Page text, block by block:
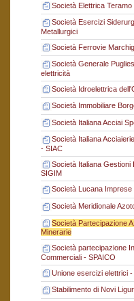
Società Elettrica Teramo
Società Esercizi
Metallurgici
Società Ferrovie
Società Generale
elettricità
Società Idroelettrica
Società Immobiliare
Società Italiana Acciai
Società Italiana
- SIAC
Società Italiana Gestioni
SIGIM
Società Lucana Imprese
Società Meridionale
Società Partecipazione
Minerarie
Società partecipazione
Commerciali - SPAICO
Unione esercizi elettrici -
Stabilimento di Novi